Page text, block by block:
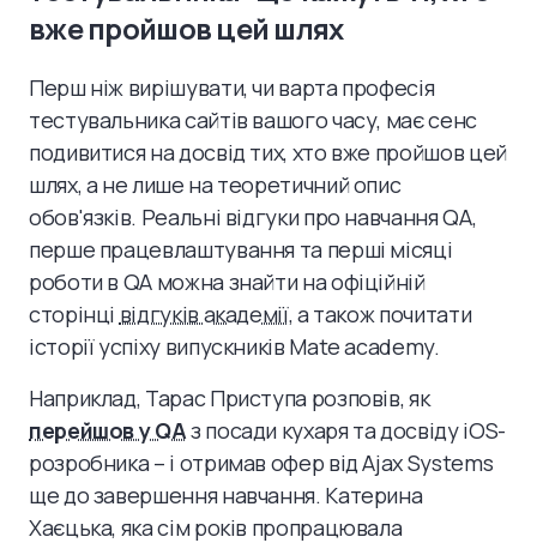
вже пройшов цей шлях
Перш ніж вирішувати, чи варта професія
тестувальника сайтів вашого часу, має сенс
подивитися на досвід тих, хто вже пройшов цей
шлях, а не лише на теоретичний опис
обов'язків. Реальні відгуки про навчання QA,
перше працевлаштування та перші місяці
роботи в QA можна знайти на офіційній
сторінці відгуків академії, а також почитати
історії успіху випускників Mate academy.
Наприклад, Тарас Приступа розповів, як
перейшов у QAз посади кухаря та досвіду iOS-
розробника – і отримав офер від Ajax Systems
ще до завершення навчання. Катерина
Хаєцька, яка сім років пропрацювала